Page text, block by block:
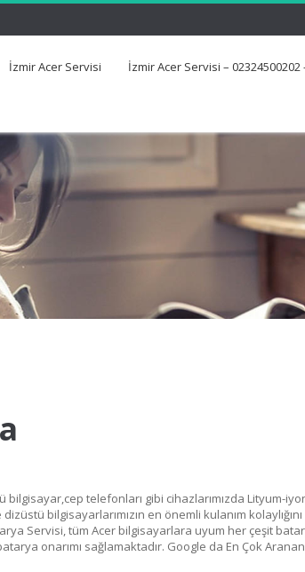
İzmir Acer Servisi İzmir Acer Servisi – 02324500202
telefonları gibi cihazlarımızda Lityum-
bilgisayarlarımızın en önemli kulanım
Servisi, tüm Acer bilgisayarlara uyum her çeşit
onarımı sağlamaktadır. Google da En Çok